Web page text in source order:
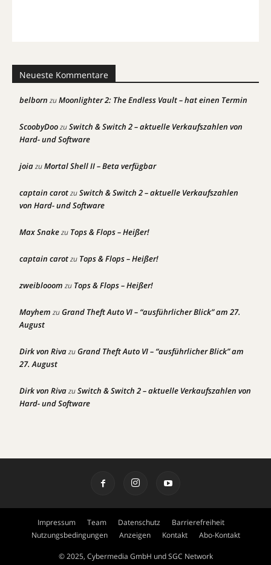
Neueste Kommentare
belborn zuMoonlighter 2: The Endless Vault – hat einen Termin
ScoobyDoozuSwitch & Switch 2 – aktuelle Verkaufszahlen von
Hard- und Software
joiazuMortal Shell II – Beta verfügbar
captain carotzuSwitch & Switch 2 – aktuelle Verkaufszahlen
von Hard- und Software
Max Snakezu Tops & Flops – Heißer!
captain carotzu Tops & Flops – Heißer!
zweiblooom zu Tops & Flops – Heißer!
Mayhem zuGrand Theft Auto VI – “ausführlicher Blick” am 27.
August
Dirk von RivazuGrand Theft Auto VI – “ausführlicher Blick” am
27. August
Dirk von RivazuSwitch & Switch 2 – aktuelle Verkaufszahlen von
Hard- und Software
Impressum Team Datenschutz
Barrierefreiheit
Nutzungsbedingungen
Anzeigen Kontakt Abo-Kontakt
© 2025, Cybermedia GmbH und SGC Network